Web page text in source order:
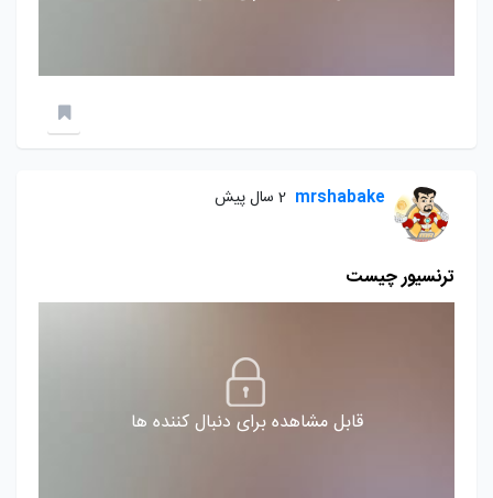
mrshabake 2 سال پیش
ترنسیور چیست
قابل مشاهده برای دنبال کننده ها